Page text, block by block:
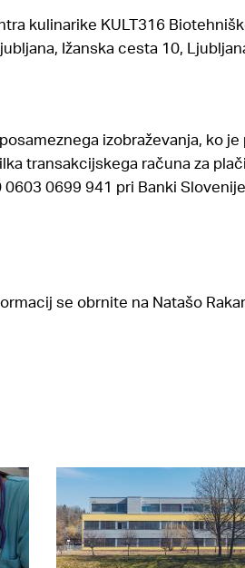
kulinarike KULT316
Ižanska cesta 10,
izobraževanja, ko je
transakcijskega računa za
0699 941 pri Banki
se obrnite na Natašo